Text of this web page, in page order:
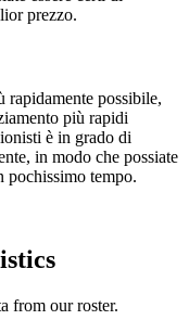
prezzo.
rapidamente possibile,
più rapidi
è in grado di
in modo che possiate
pochissimo tempo.
from our roster.